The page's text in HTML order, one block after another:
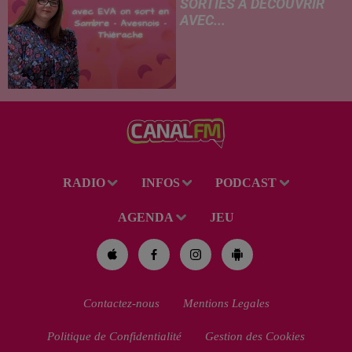
SORTIES À DÉCOUVRIR
AVEC...
RADIO INFOS PODCAST
AGENDA JEU
Contactez-nous Mentions Legales
Politique de Confidentialité Gestion des Cookies